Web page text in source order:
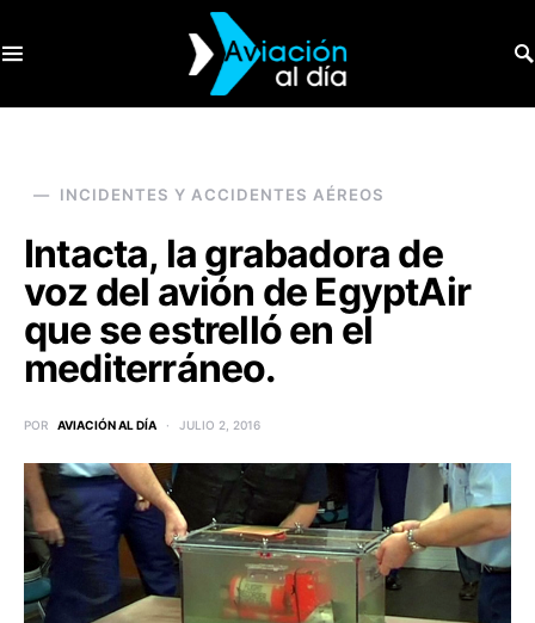
INCIDENTES Y ACCIDENTES AÉREOS
Intacta, la grabadora de
voz del avión de EgyptAir
que se estrelló en el
mediterráneo.
POR AVIACIÓN AL DÍA JULIO 2, 2016